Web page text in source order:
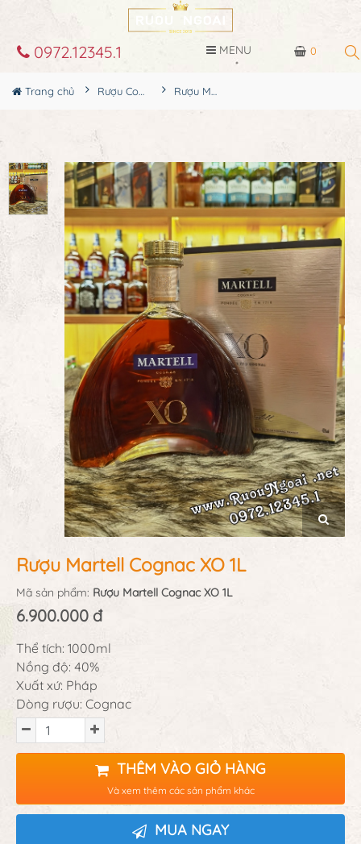
0
0972.12345.1 MENU
Trang chủ Rượu Cognac Rượu Martell Cognac XO 1L
Rượu Martell Cognac XO 1L
Mã sản phẩm: Rượu Martell Cognac XO 1L
6.900.000 đ
Thể tích: 1000ml
Nồng độ: 40%
Xuất xứ: Pháp
Dòng rượu: Cognac
THÊM VÀO GIỎ HÀNG
Và xem thêm các sản phẩm khác
MUA NGAY